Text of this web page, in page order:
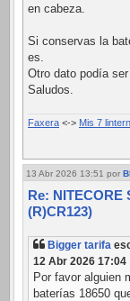
en cabeza.
Si conservas la
es.
Otro dato podía
Saludos.
Faxera <-> Mis 7
13 Abr 2026 13:51 por
Re: NITECORE
(R)CR123)
Bigger tarifa
12 Abr 2026 17:04
Por favor alguien
baterías 18650